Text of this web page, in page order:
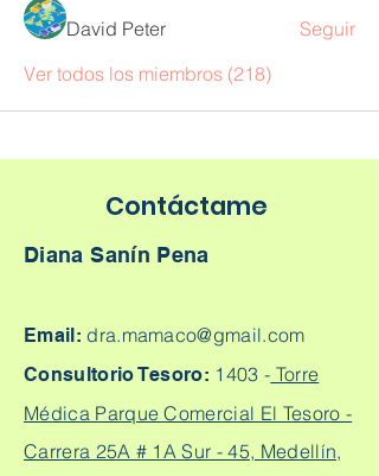
David Peter
Seguir
Ver todos los miembros (218)
Contáctame
Diana Sanín Pena
Email: dra.mamaco@gmail.com
Consultorio Tesoro: 1403 - Torre
Médica Parque Comercial El Tesoro -
Carrera 25A # 1A Sur - 45, Medellín,